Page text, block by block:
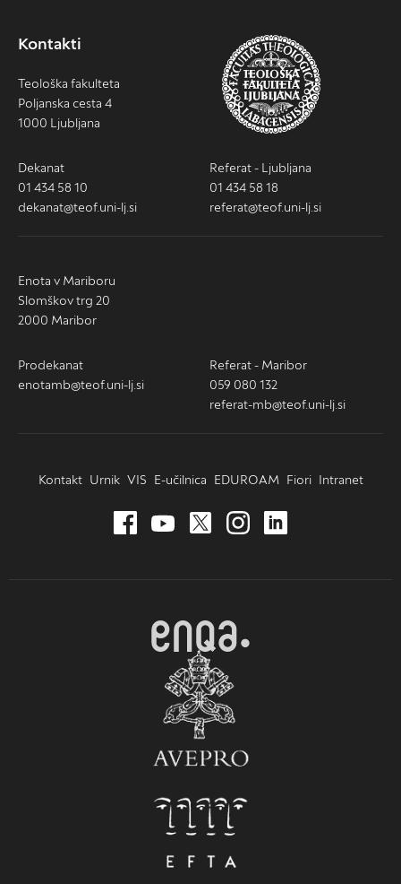
Kontakti
Teološka fakulteta
Poljanska cesta 4
1000 Ljubljana
Dekanat
01 434 58 10
dekanat@teof.uni-lj.si
Referat - Ljubljana
01 434 58 18
referat@teof.uni-lj.si
Enota v Mariboru
Slomškov trg 20
2000 Maribor
Prodekanat
enotamb@teof.uni-lj.si
Referat - Maribor
059 080 132
referat-mb@teof.uni-lj.si
Kontakt Urnik VIS E-učilnica EDUROAM Fiori Intranet